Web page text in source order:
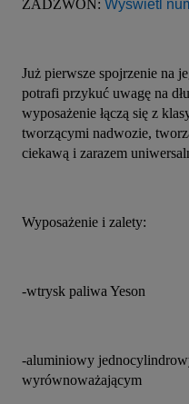
ZADZWOŃ: Wyświetl
Już pierwsze spojrzenie na
potrafi przykuć uwagę na
wyposażenie łączą się z
tworzącymi nadwozie,
ciekawą i zarazem
Wyposażenie i zalety:
-wtrysk paliwa Yeson
-aluminiowy
wyrównoważającym